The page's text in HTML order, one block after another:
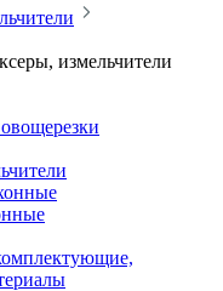
измельчители